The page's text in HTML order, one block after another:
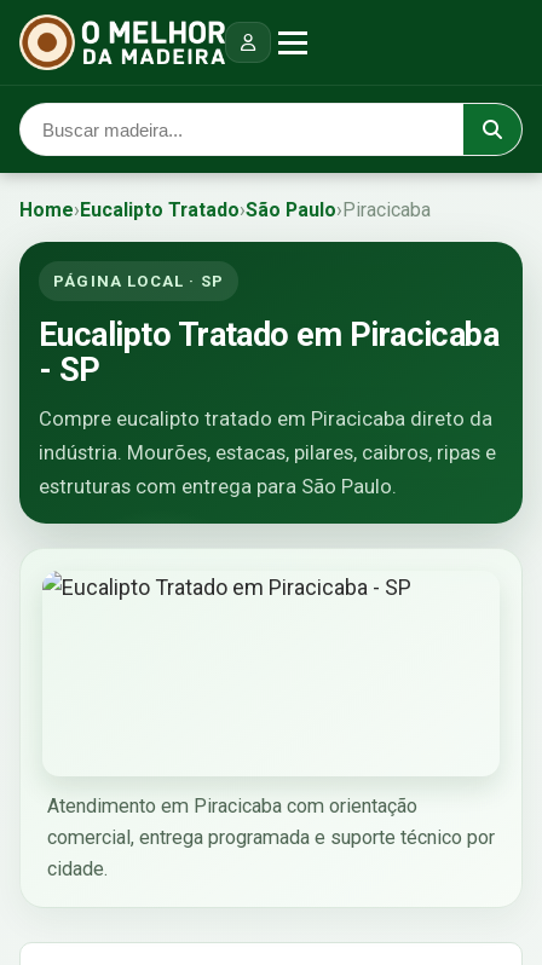
Home›Eucalipto Tratado›São Paulo›Piracicaba
PÁGINA LOCAL · SP
Eucalipto Tratado em Piracicaba
- SP
Compre eucalipto tratado em Piracicaba direto da
indústria. Mourões, estacas, pilares, caibros, ripas e
estruturas com entrega para São Paulo.
Atendimento em Piracicaba com orientação
comercial, entrega programada e suporte técnico por
cidade.